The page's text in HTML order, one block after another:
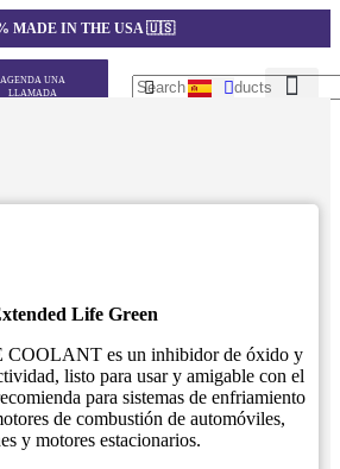
MADE IN THE USA 🇺🇸
AGENDA UNA
LLAMADA
Life Green
es un inhibidor de óxido y
listo para usar y amigable con el
para sistemas de enfriamiento
de combustión de automóviles,
y motores estacionarios.